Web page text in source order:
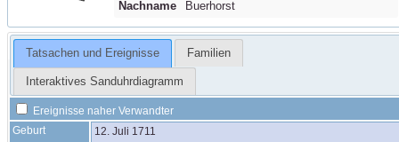
Nachname
Buerhorst
Tatsachen und Ereignisse Familien
Interaktives Sanduhrdiagramm
Ereignisse naher Verwandter
Geburt
12. Juli 1711